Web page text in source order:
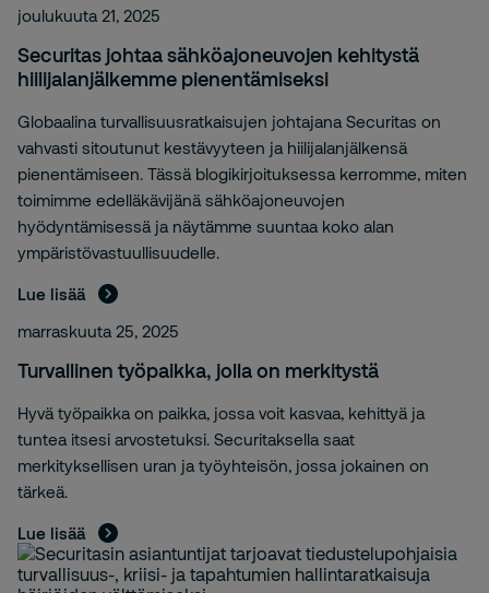
joulukuuta 21, 2025
Securitas johtaa sähköajoneuvojen kehitystä
hiilijalanjälkemme pienentämiseksi
Globaalina turvallisuusratkaisujen johtajana Securitas on
vahvasti sitoutunut kestävyyteen ja hiilijalanjälkensä
pienentämiseen. Tässä blogikirjoituksessa kerromme, miten
toimimme edelläkävijänä sähköajoneuvojen
hyödyntämisessä ja näytämme suuntaa koko alan
ympäristövastuullisuudelle.
Lue lisää
marraskuuta 25, 2025
Turvallinen työpaikka, jolla on merkitystä
Hyvä työpaikka on paikka, jossa voit kasvaa, kehittyä ja
tuntea itsesi arvostetuksi. Securitaksella saat
merkityksellisen uran ja työyhteisön, jossa jokainen on
tärkeä.
Lue lisää